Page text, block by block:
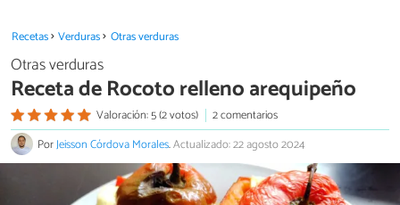
Recetas Verduras Otras verduras
Otras verduras
Receta de Rocoto relleno arequipeño
Valoración: 5 (2 votos)
2 comentarios
PorJeisson Córdova Morales.Actualizado: 22 agosto 2024